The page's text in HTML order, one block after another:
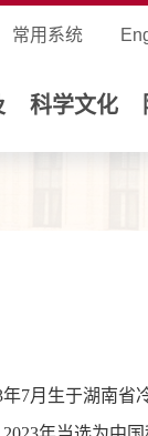
常用系统
科学文化
7月生于湖南省